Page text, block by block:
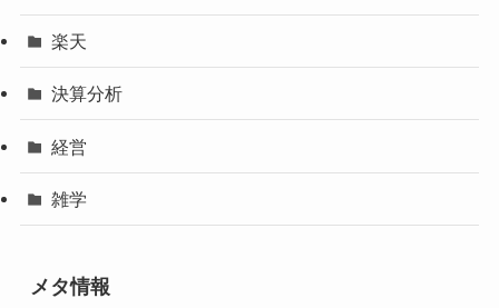
楽天
決算分析
経営
雑学
メタ情報